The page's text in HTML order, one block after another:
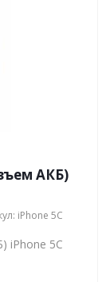
АКБ)
iPhone 5C
iPhone 5C